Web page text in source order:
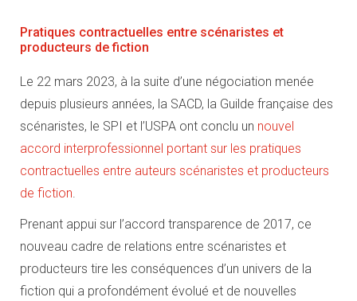
Pratiques contractuelles entre scénaristes et
producteurs de fiction
Le 22 mars 2023, à la suite d’une négociation menée
depuis plusieurs années, la SACD, la Guilde française des
scénaristes, le SPI et l’USPA ont conclu un nouvel
accord interprofessionnel portant sur les pratiques
contractuelles entre auteurs scénaristes et producteurs
de fiction.
Prenant appui sur l’accord transparence de 2017, ce
nouveau cadre de relations entre scénaristes et
producteurs tire les conséquences d’un univers de la
fiction qui a profondément évolué et de nouvelles